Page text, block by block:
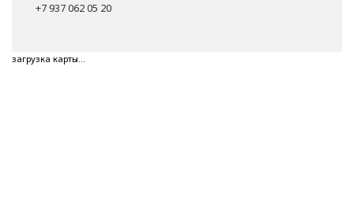
+7 937 062 05 20
загрузка карты...